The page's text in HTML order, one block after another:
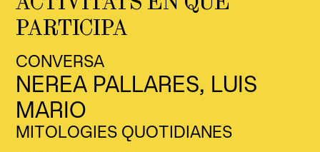
PARTICIPA
CONVERSA
NEREA PALLARES, LUIS
MARIO
MITOLOGIES QUOTIDIANES